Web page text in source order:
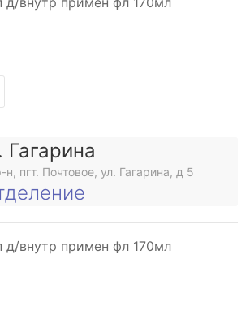
Гагарина
пгт. Почтовое, ул. Гагарина, д 5
д/внутр примен фл 170мл